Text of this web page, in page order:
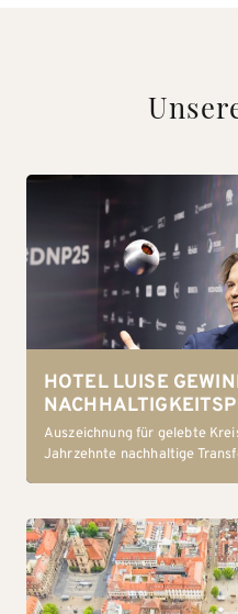
HOTEL LUISE
Auszeichnung für gelebte
Jahrzehnte nachhaltige